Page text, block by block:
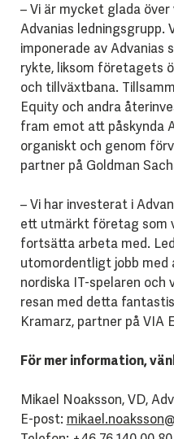
–Vi är mycket glada
Advanias ledningsgrupp.
imponerade av
rykte, liksom företagets
och tillväxtbana.
Equity och andra
fram emot att påskynda
organiskt och genom
partner på Goldman
–Vi har investerat i
ett utmärkt företag som
fortsätta arbeta med.
utomordentligt jobb med
nordiska IT-spelaren
resan med detta
Kramarz, partner på VIA
För mer information,
Mikael Noaksson, VD,
E-post: